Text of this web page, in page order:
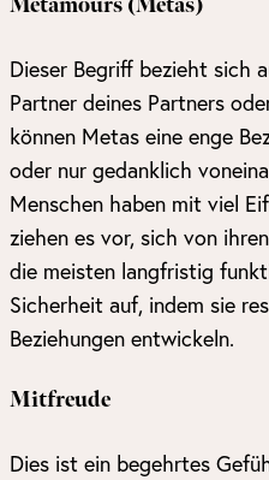
Metamours (Metas)
Dieser Begriff bezieht sich
Partner deines Partners
können Metas eine enge
oder nur gedanklich
Menschen haben mit viel
ziehen es vor, sich von
die meisten langfristig
Sicherheit auf, indem sie
Beziehungen entwickeln.
Mitfreude
Dies ist ein begehrtes